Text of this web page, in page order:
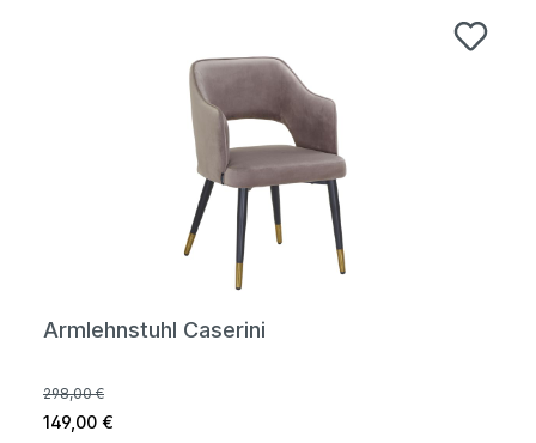
Armlehnstuhl Caserini
298,00 €
149,00 €